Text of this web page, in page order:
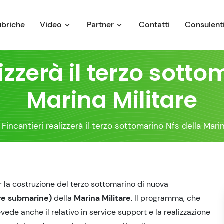
Video Partner Contatti
il terzo
Marina Militare
Fincantieri realizzerà il terzo sottomarino Nfs della
costruzione del terzo sottomarino di nuova
submarine)della Marina Militare. Il programma, che
anche il relativo in service support e la realizzazione